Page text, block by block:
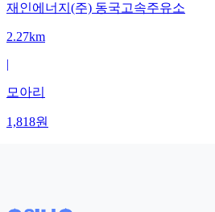
재인에너지(주) 동국고속주유소
2.27km
|
모아리
1,818원